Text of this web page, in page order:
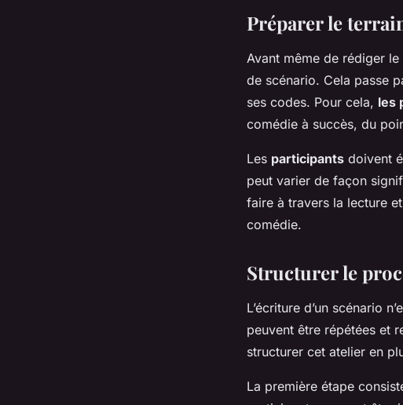
Préparer le
Avant même de rédiger
de scénario. Cela passe
ses codes. Pour cela, les
comédie à succès, du
Les participants doivent
peut varier de façon
faire à travers la lecture
comédie.
Structurer le
L’écriture d’un scénario
peuvent être répétées et
structurer cet atelier en
La première étape